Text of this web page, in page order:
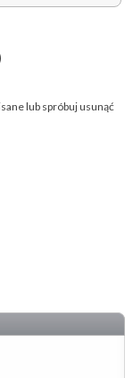
lub spróbuj usunąć